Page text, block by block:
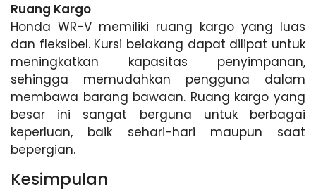
Ruang Kargo
Honda WR-V memiliki ruang kargo yang luas
dan fleksibel. Kursi belakang dapat dilipat untuk
meningkatkan kapasitas penyimpanan,
sehingga memudahkan pengguna dalam
membawa barang bawaan. Ruang kargo yang
besar ini sangat berguna untuk berbagai
keperluan, baik sehari-hari maupun saat
bepergian.
Kesimpulan